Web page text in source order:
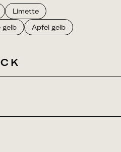
Limette
gelb Apfel gelb